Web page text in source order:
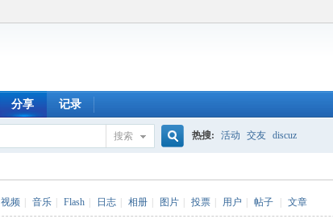
分享 记录
搜索 热搜: 活动 交友 discuz
视频 音乐 Flash 日志 相册 图片 投票 用户 帖子 文章